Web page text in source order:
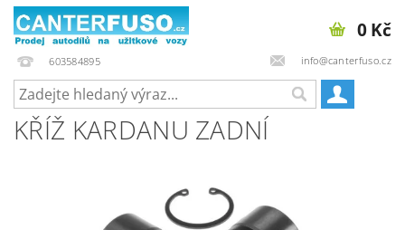
603584895 info@canterfuso.cz
0 Kč
KŘÍŽ KARDANU ZADNÍ